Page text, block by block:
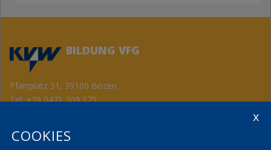
BILDUNG VFG
Pfarrplatz 31, 39100 Bozen
Tel:+39 0471 309 175
Kontakt
COOKIES